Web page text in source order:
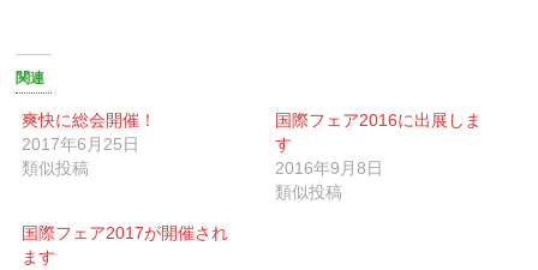
関連
爽快に総会開催！
2017年6月25日
類似投稿
国際フェア2016に出展しま
す
2016年9月8日
類似投稿
国際フェア2017が開催され
ます